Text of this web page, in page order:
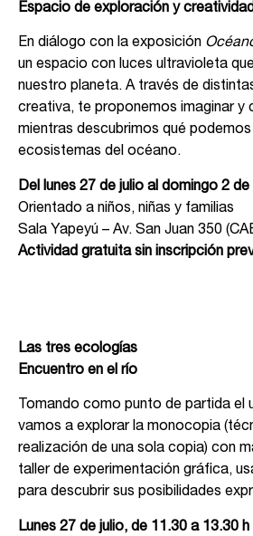
Espacio de exploración y
En diálogo con la exposición
un espacio con luces ultravioleta
nuestro planeta. A través de
creativa, te proponemos imaginar y
mientras descubrimos qué
ecosistemas del océano.
Del lunes 27 de julio al domingo 2
Orientado a niños, niñas y familias
Sala Yapeyú – Av. San Juan 350
Actividad gratuita sin inscripción
Las tres ecologías
Encuentro en el río
Tomando como punto de partida el
vamos a explorar la monocopia
realización de una sola copia) con
taller de experimentación gráfica,
para descubrir sus posibilidades
Lunes 27 de julio, de 11.30 a 13.30 h